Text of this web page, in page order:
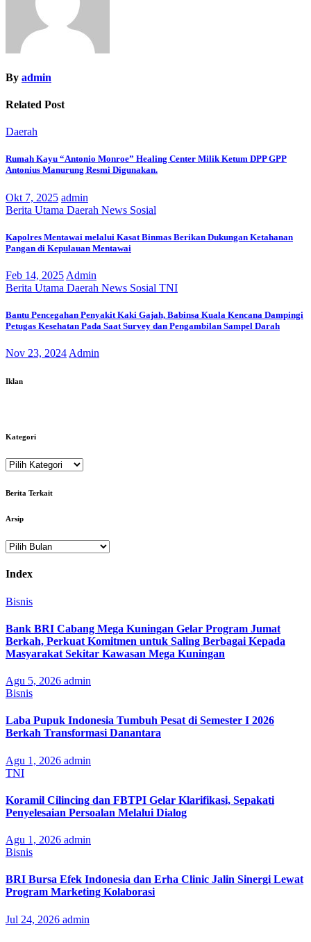
By admin
Related Post
Daerah
Rumah Kayu “Antonio Monroe” Healing Center Milik Ketum DPP GPP
Antonius Manurung Resmi Digunakan.
Okt 7, 2025 admin
Berita Utama Daerah News Sosial
Kapolres Mentawai melalui Kasat Binmas Berikan Dukungan Ketahanan
Pangan di Kepulauan Mentawai
Feb 14, 2025 Admin
Berita Utama Daerah News Sosial TNI
Bantu Pencegahan Penyakit Kaki Gajah, Babinsa Kuala Kencana Dampingi
Petugas Kesehatan Pada Saat Survey dan Pengambilan Sampel Darah
Nov 23, 2024 Admin
Iklan
Kategori
Kategori
Berita Terkait
Arsip
Arsip
Index
Bisnis
Bank BRI Cabang Mega Kuningan Gelar Program Jumat
Berkah, Perkuat Komitmen untuk Saling Berbagai Kepada
Masyarakat Sekitar Kawasan Mega Kuningan
Agu 5, 2026 admin
Bisnis
Laba Pupuk Indonesia Tumbuh Pesat di Semester I 2026
Berkah Transformasi Danantara
Agu 1, 2026 admin
TNI
Koramil Cilincing dan FBTPI Gelar Klarifikasi, Sepakati
Penyelesaian Persoalan Melalui Dialog
Agu 1, 2026 admin
Bisnis
BRI Bursa Efek Indonesia dan Erha Clinic Jalin Sinergi Lewat
Program Marketing Kolaborasi
Jul 24, 2026 admin